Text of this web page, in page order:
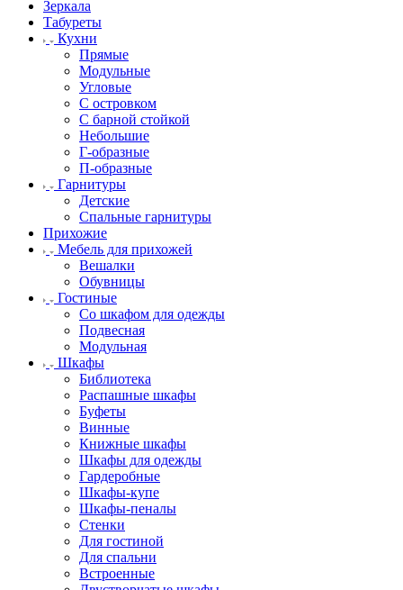
Зеркала
Табуреты
Кухни
Прямые
Модульные
Угловые
С островком
С барной стойкой
Небольшие
Г-образные
П-образные
Гарнитуры
Детские
Спальные гарнитуры
Прихожие
Мебель для прихожей
Вешалки
Обувницы
Гостиные
Со шкафом для одежды
Подвесная
Модульная
Шкафы
Библиотека
Распашные шкафы
Буфеты
Винные
Книжные шкафы
Шкафы для одежды
Гардеробные
Шкафы-купе
Шкафы-пеналы
Стенки
Для гостиной
Для спальни
Встроенные